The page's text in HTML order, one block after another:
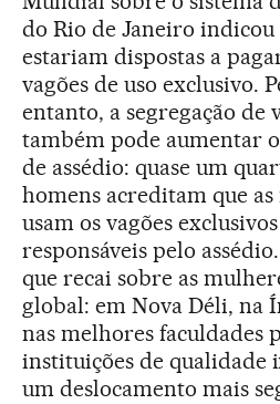
do Rio de Janeiro indicou
estariam dispostas a
vagões de uso exclusivo.
entanto, a segregação de
também pode aumentar
de assédio: quase um
homens acreditam que
usam os vagões
responsáveis pelo
que recai sobre as
global: em Nova Déli, na
nas melhores faculdades
instituições de qualidade
um deslocamento mais